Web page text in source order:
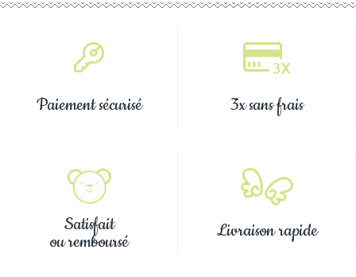
Paiement sécurisé 3x sans frais
Satisfait
ou remboursé Livraison rapide